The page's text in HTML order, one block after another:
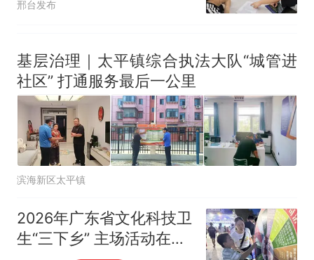
邢台发布
基层治理｜太平镇综合执法大队“城管进
社区” 打通服务最后一公里
滨海新区太平镇
2026年广东省文化科技卫
生“三下乡” 主场活动在茂